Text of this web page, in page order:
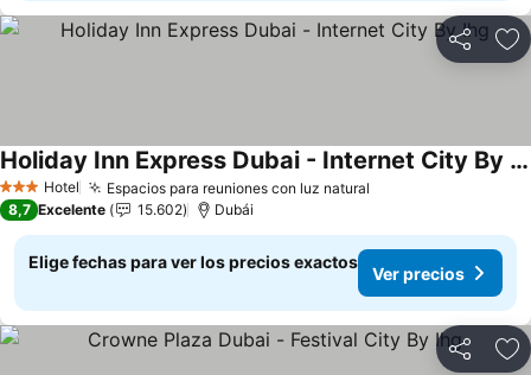
Compartir
3 Estrellas
Hotel Espacios para reuniones con luz natural
Holiday Inn Express Dubai - Internet City By Ihg
8,7 Excelente 15.602 Dubái
Elige fechas para ver los precios exactos
Ver precios
Compartir